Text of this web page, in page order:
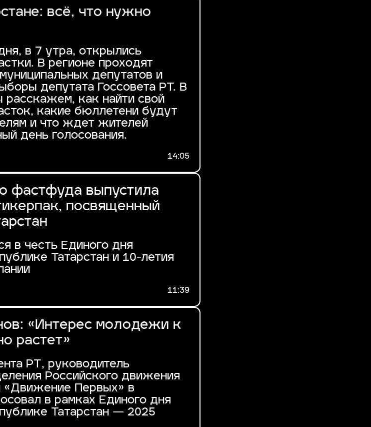
всё, что нужно
в 7 утра, открылись
В регионе проходят
депутатов и
депутата Госсовета РТ. В
расскажем, как найти свой
какие бюллетени будут
и что ждет жителей
день голосования.
14:05
фастфуда выпустила
посвященный
в честь Единого дня
Татарстан и 10-летия
11:39
«Интерес молодежи к
растет»
РТ, руководитель
Российского движения
Первых» в
в рамках Единого дня
Татарстан — 2025